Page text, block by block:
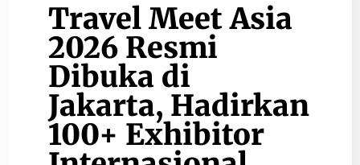
Travel Meet Asia
2026 Resmi
Dibuka di
Jakarta, Hadirkan
100+ Exhibitor